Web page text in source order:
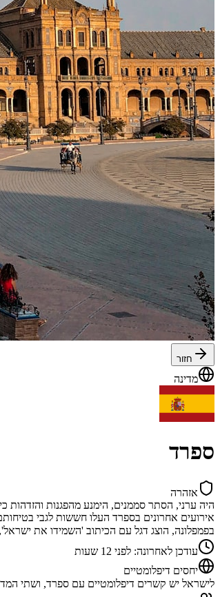
חזור
מדינה
ספרד
אזהרה
היה ערני, הסתר סממנים, הימנע מהפגנות והזדהות
בפמפלונה, הוצג דגל עם הכיתוב 'השמידו את ישראל', מה שגרם לגינוי
עודכן לאחרונה: לפני 12 שעות
יחסים דיפלומטיים
לישראל יש קשרים דיפלומטיים עם ספרד, ושתי